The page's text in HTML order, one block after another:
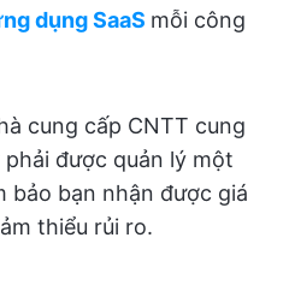
dụng SaaS mỗi công
cung cấp CNTT cung
được quản lý một
bảo bạn nhận được giá
thiểu rủi ro.